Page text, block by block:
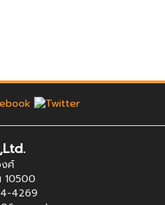
ศ์
10500
4269